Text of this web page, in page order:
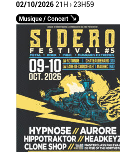
02/10/2026 21H › 23H59
Musique / Concert